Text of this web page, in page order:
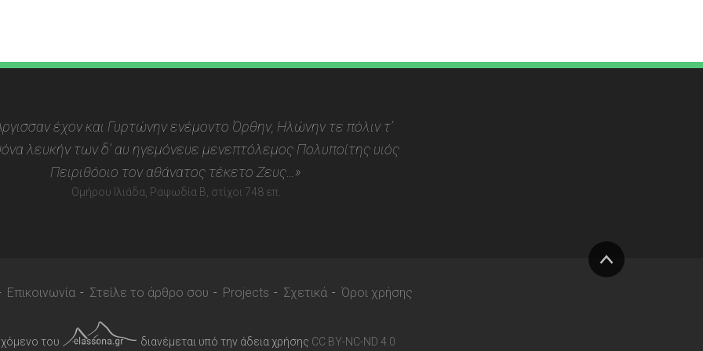
έχον και Γυρτώνην ενέμοντο Όρθην, Ηλώνην τε πόλιν τ’
λευκήν των δ’ αυ ηγεμόνευε μενεπτόλεμος Πολυποίτης υιός
Πειριθόοιο τον αθάνατος τέκετο Ζευς…»
Ομήρου Ιλιάδα, Ραψωδία Β, στίχοι 748 επ.
Επικοινωνία Στείλε το άρθρο σου Projects Σχετικά Όροι χρήσης
του διανέμεται υπό την άδεια χρήσης CC BY-NC-ND 4.0